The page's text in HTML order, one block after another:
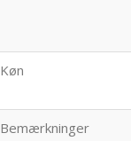
Køn
Bemærkninger